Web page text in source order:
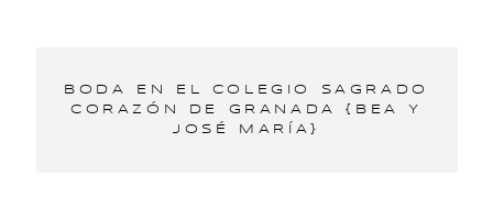
BODA EN EL COLEGIO SAGRADO
CORAZÓN DE GRANADA {BEA Y
JOSÉ MARÍA}